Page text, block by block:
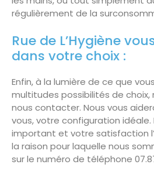
régulièrement de la
Rue de L’Hygiène
dans votre choix :
Enfin, à la lumière de ce que
multitudes possibilités de choix,
nous contacter. Nous vous
vous, votre configuration idéale.
important et votre satisfaction
la raison pour laquelle nous
sur le numéro de téléphone